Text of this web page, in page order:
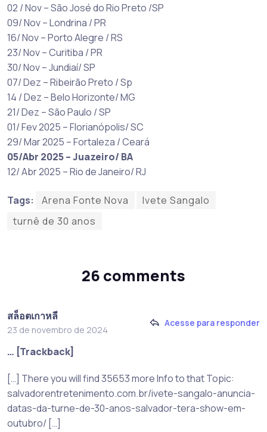
02 / Nov – São José do Rio Preto /SP
09/ Nov – Londrina / PR
16/ Nov – Porto Alegre / RS
23/ Nov – Curitiba / PR
30/ Nov – Jundiaí/ SP
07/ Dez – Ribeirão Preto / Sp
14 / Dez – Belo Horizonte/ MG
21/ Dez – São Paulo / SP
01/ Fev 2025 – Florianópolis/ SC
29/ Mar 2025 – Fortaleza / Ceará
05/Abr 2025 – Juazeiro/ BA
12/ Abr 2025 – Rio de Janeiro/ RJ
Tags: Arena Fonte Nova
Ivete Sangalo
turnê de 30 anos
26 comments
สล็อตเกาหลี
23 de novembro de 2024
Acesse para responder
… [Trackback]
[…] There you will find 35653 more Info to that Topic:
salvadorentretenimento.com.br/ivete-sangalo-anuncia-
datas-da-turne-de-30-anos-salvador-tera-show-em-
outubro/ […]